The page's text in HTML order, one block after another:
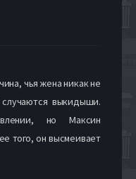
чья жена никак не
выкидыши.
но Максин
того, он высмеивает